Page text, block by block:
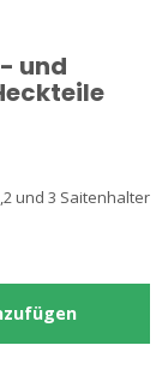
und
und 3 Saitenhalter